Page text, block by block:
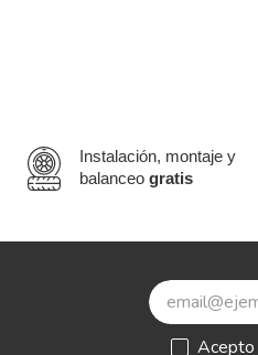
Instalación, montaje y
balanceogratis
Acepto